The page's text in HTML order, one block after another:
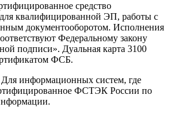
средство
квалифицированной ЭП, работы с
документооборотом. Исполнения
Федеральному закону
подписи». Дуальная карта 3100
ФСБ.
Для информационных систем, где
ФСТЭК России по